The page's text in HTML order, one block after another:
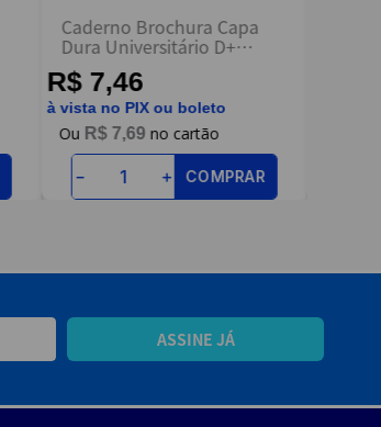
Caderno Brochura Capa
Dura Universitário D+
Verde 48 Folhas - Tilibra
R$ 7,46
à vista no PIX ou boleto
R$ 7,69
＋
－ COMPRAR
ASSINE JÁ